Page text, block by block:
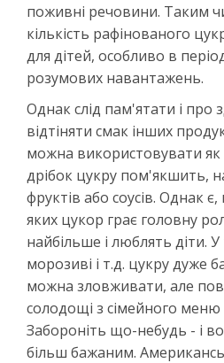
поживні речовини. Таким
кількість рафінованого
для дітей, особливо в
розумових навантажень.
Однак слід пам'ятати і про
відтіняти смак інших
можна використовувати
дрібок цукру пом'якшить,
фруктів або соусів. Однак
яких цукор грає головну
найбільше і люблять діти.
морозиві і т.д. цукру дуже
можна зловживати, але
солодощі з сімейного
Забороніть що-небудь - і
більш бажаним.